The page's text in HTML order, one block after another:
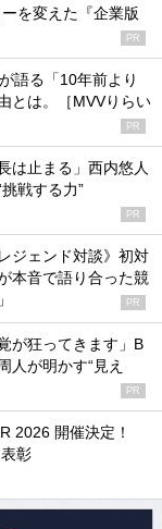
を変えた『企業版
PR
語る「10年前より
とは。［MVVりらい
PR
は止まる」西内悠人
戦する力”
PR
ジェンド対談》初対
本音で語り合った競
PR
が狂ってきます」B
人が明かす“見え
PR
2026 開催決定！
彰